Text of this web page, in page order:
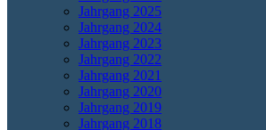
Jahrgang 2025
Jahrgang 2024
Jahrgang 2023
Jahrgang 2022
Jahrgang 2021
Jahrgang 2020
Jahrgang 2019
Jahrgang 2018